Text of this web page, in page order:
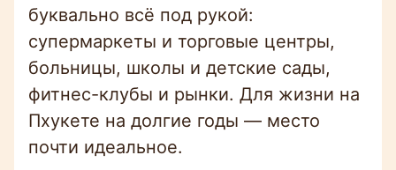
буквально всё под рукой:
супермаркеты и торговые центры,
больницы, школы и детские сады,
фитнес-клубы и рынки. Для жизни на
Пхукете на долгие годы — место
почти идеальное.